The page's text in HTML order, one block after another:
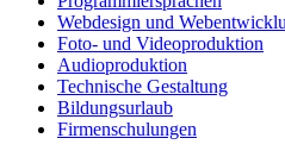
Webdesign und
Foto- und Videoproduktion
Audioproduktion
Technische Gestaltung
Bildungsurlaub
Firmenschulungen